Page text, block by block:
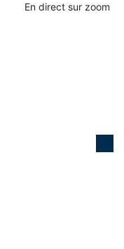
En direct sur zoom